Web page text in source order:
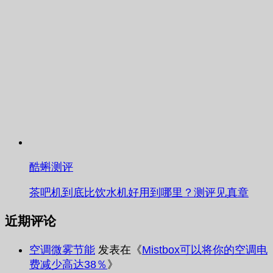
酷蝌测评
茶吧机到底比饮水机好用到哪里？测评见真章
近期评论
空调微雾节能 发表在《Mistbox可以将你的空调电
费减少高达38％ 》